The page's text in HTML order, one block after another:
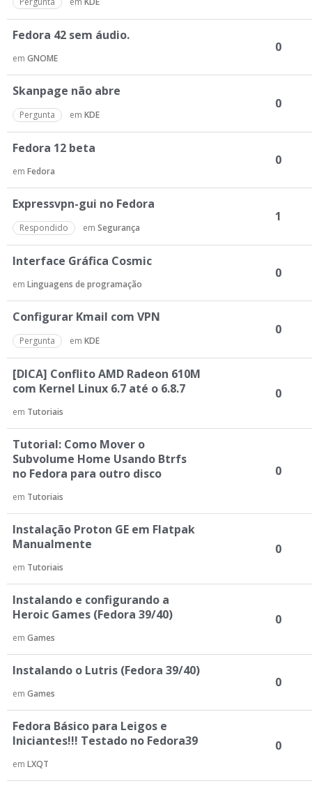
Fedora 42 sem áudio.
em GNOME
0
Skanpage não abre
Pergunta em KDE
0
Fedora 12 beta
em Fedora
0
Expressvpn-gui no Fedora
Respondido em Segurança
1
Interface Gráfica Cosmic
em Linguagens de programação
0
Configurar Kmail com VPN
Pergunta em KDE
0
[DICA] Conflito AMD Radeon 610M
com Kernel Linux 6.7 até o 6.8.7
em Tutoriais
0
Tutorial: Como Mover o
Subvolume Home Usando Btrfs
no Fedora para outro disco
em Tutoriais
0
Instalação Proton GE em Flatpak
Manualmente
em Tutoriais
0
Instalando e configurando a
Heroic Games (Fedora 39/40)
em Games
0
Instalando o Lutris (Fedora 39/40)
em Games
0
Fedora Básico para Leigos e
Iniciantes!!! Testado no Fedora39
em LXQT
0